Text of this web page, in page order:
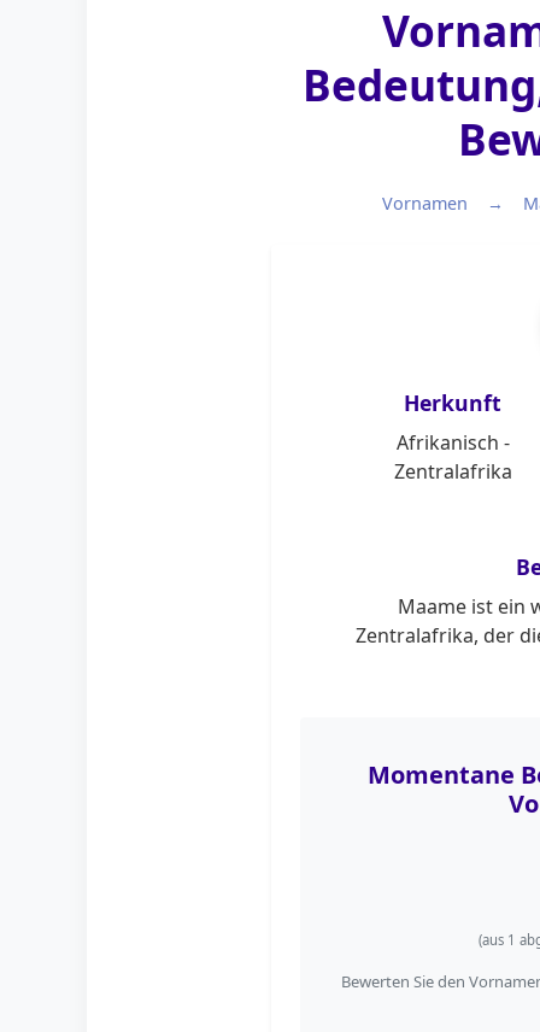
Vornamen
Herkunft
Afrikanisch -
Zentralafrika
Maame ist ein
Zentralafrika, der
Momentane
(aus 1
Bewerten Sie den